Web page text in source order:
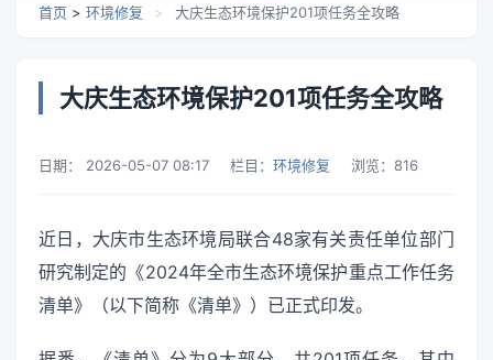
首页 > 环境修复 > 大庆生态环境保护201项任务全攻略
大庆生态环境保护201项任务全攻略
日期： 2026-05-07 08:17 栏目： 环境修复 浏览： 816
近日，大庆市生态环境局联合48家有关责任单位部门
研究制定的《2024年全市生态环境保护重点工作任务
清单》（以下简称《清单》）已正式印发。